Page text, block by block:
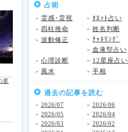
星
占術
霊感･霊視
ﾀﾛｯﾄ占い
四柱推命
姓名判断
波動修正
ﾁｬﾈﾘﾝｸﾞ
血液型占い
心理診断
12星座占い
風水
手相
過去の記事を読む
2026/07
2026/06
2026/05
2026/04
2026/03
2026/02